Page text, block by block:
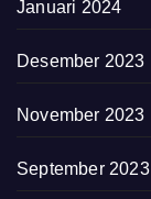
Januari 2024
Desember 2023
November 2023
September 2023